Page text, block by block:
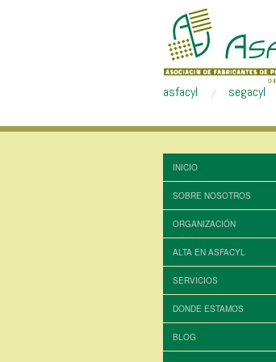
asfacyl segacyl
INICIO
SOBRE NOSOTROS
ORGANIZACIÓN
ALTA EN ASFACYL
SERVICIOS
DONDE ESTAMOS
BLOG